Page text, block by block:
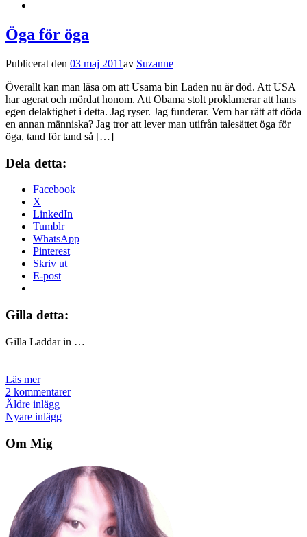
Öga för öga
Publicerat den 03 maj 2011av Suzanne
Överallt kan man läsa om att Usama bin Laden nu är död. Att USA
har agerat och mördat honom. Att Obama stolt proklamerar att hans
egen delaktighet i detta. Jag ryser. Jag funderar. Vem har rätt att döda
en annan människa? Jag tror att lever man utifrån talesättet öga för
öga, tand för tand så […]
Dela detta:
Facebook
X
LinkedIn
Tumblr
WhatsApp
Pinterest
Skriv ut
E-post
Gilla detta:
Gilla Laddar in …
Läs mer
2 kommentarer
Inläggsnavigering
Äldre inlägg
Nyare inlägg
Om Mig